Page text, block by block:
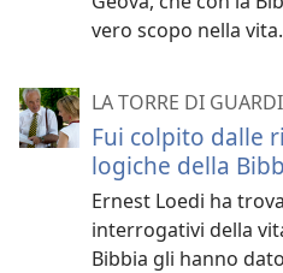
vero scopo nella vita.
LA TORRE DI
Fui colpito dalle
logiche della
Ernest Loedi ha
interrogativi della
Bibbia gli hanno